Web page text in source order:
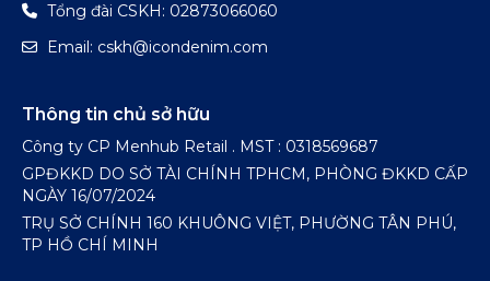
Tổng đài CSKH: 02873066060
Email: cskh@icondenim.com
Thông tin chủ sở hữu
Công ty CP Menhub Retail . MST : 0318569687
GPĐKKD DO SỞ TÀI CHÍNH TPHCM, PHÒNG ĐKKD CẤP
NGÀY 16/07/2024
TRỤ SỞ CHÍNH 160 KHUÔNG VIỆT, PHƯỜNG TÂN PHÚ,
TP HỒ CHÍ MINH